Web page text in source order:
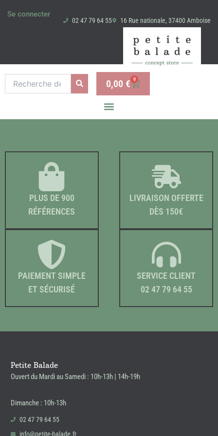
Se connecter
02 47 79 64 55 16 Rue nationale, 37400 Amboise
pour :
0,00 € 0
Panier
PLUS DE 900
RÉFÉRENCES
LIVRAISON OFFERTE
DÈS 150€
PAIEMENT SIMPLE
ET SÉCURISÉ
SERVICE CLIENT
02 47 79 64 55
Petite Balade
Ouvert du Mardi au Samedi : 10h-13h | 14h-19h
Dimanche : 10h-13h
02 47 79 64 55
info@petite-balade.fr